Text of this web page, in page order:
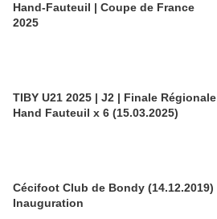
Hand-Fauteuil | Coupe de France
2025
TIBY U21 2025 | J2 | Finale Régionale
Hand Fauteuil x 6 (15.03.2025)
Cécifoot Club de Bondy (14.12.2019)
Inauguration